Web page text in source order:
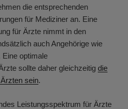
die entsprechenden
für Mediziner an. Eine
für Ärzte nimmt in den
auch Angehörige wie
Eine optimale
sollte daher gleichzeitig die
sein.
Leistungsspektrum für Ärzte